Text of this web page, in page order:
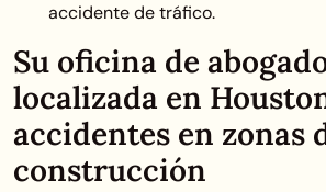
accidente de tráfico.
Su oficina de
localizada en
accidentes en zonas
construcción